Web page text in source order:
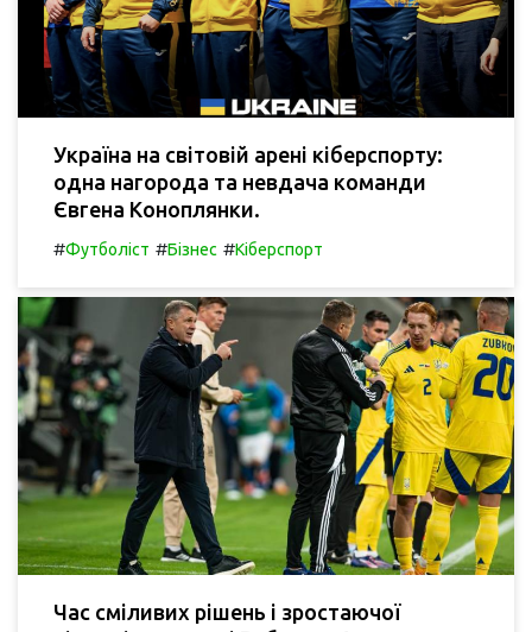
Україна на світовій арені кіберспорту:
одна нагорода та невдача команди
Євгена Коноплянки.
#Футболіст #Бізнес #Кіберспорт
Час сміливих рішень і зростаючої